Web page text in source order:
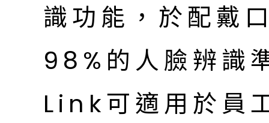
識功能，於配戴
98%的人臉辨識
Link可適用於員